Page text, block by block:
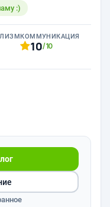
:)
КОММУНИКАЦИЯ
10/10